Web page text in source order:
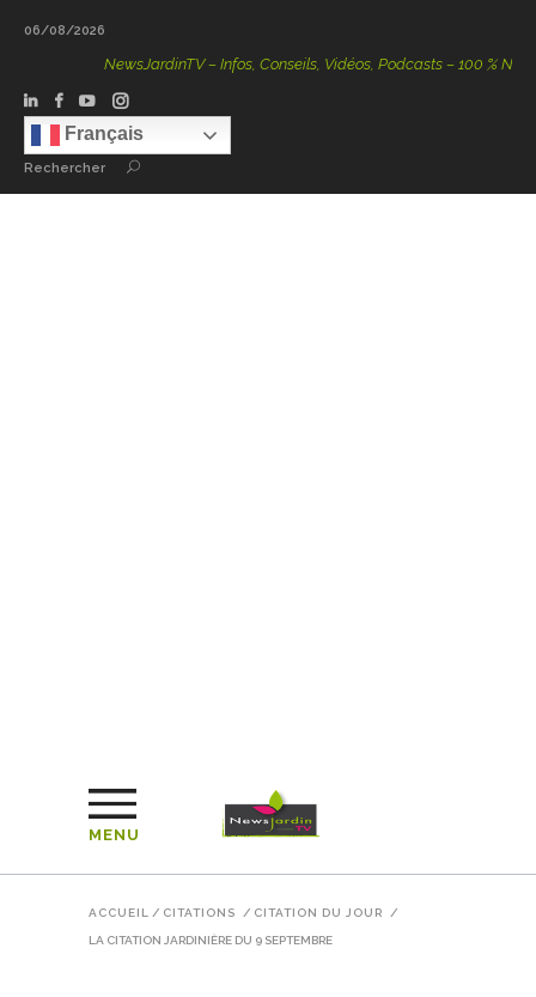
06/08/2026
NewsJardinTV – Infos, Conseils, Vidéos, Podcasts – 100 % Nature
Français
Rechercher
MENU
ACCUEIL / CITATIONS / CITATION DU JOUR /
LA CITATION JARDINIÈRE DU 9 SEPTEMBRE